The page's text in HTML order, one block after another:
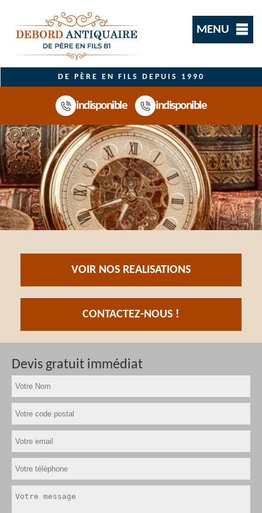
MENU
DE PÈRE EN FILS DEPUIS 1990
indisponible indisponible
VOIR NOS REALISATIONS
CONTACTEZ-NOUS !
Devis gratuit immédiat